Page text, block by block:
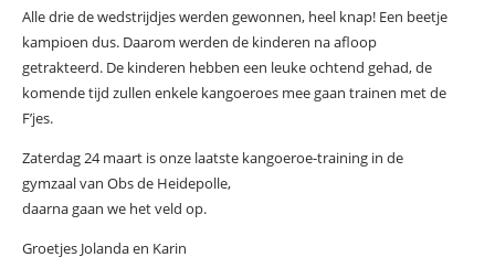
Alle drie de wedstrijdjes werden gewonnen, heel knap! Een beetje
kampioen dus. Daarom werden de kinderen na afloop
getrakteerd. De kinderen hebben een leuke ochtend gehad, de
komende tijd zullen enkele kangoeroes mee gaan trainen met de
F’jes.
Zaterdag 24 maart is onze laatste kangoeroe-training in de
gymzaal van Obs de Heidepolle,
daarna gaan we het veld op.
Groetjes Jolanda en Karin